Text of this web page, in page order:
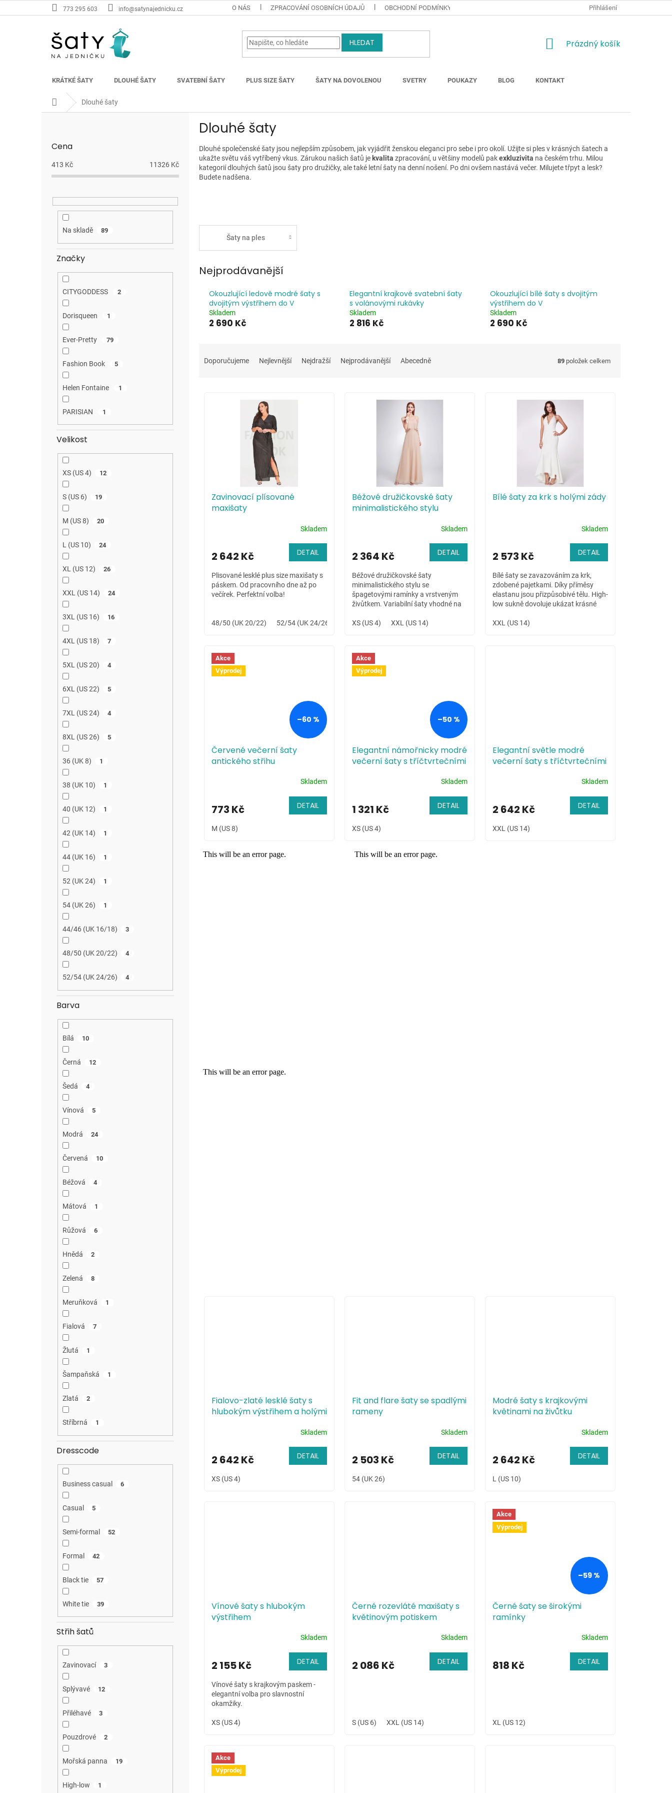
na
773 295 603 info@satynajednicku.cz O NÁS ZPRACOVÁNÍ OSOBNÍCH ÚDAJŮ OBCHODNÍ PODMÍNKY MOŽNOSTI DOPRAVY ZBOŽÍ
Přihlášení
HLEDAT
NÁKUPNÍ
Prázdný košík
KRÁTKÉ ŠATY DLOUHÉ ŠATY SVATEBNÍ ŠATY PLUS SIZE ŠATY ŠATY NA DOVOLENOU SVETRY POUKAZY BLOG KONTAKT
Domů Dlouhé šaty
Cena
413 Kč 11326 Kč
Na skladě 89
Značky
CITYGODDESS 2
Dorisqueen 1
Ever-Pretty 79
Fashion Book 5
Helen Fontaine 1
PARISIAN 1
Velikost
XS (US 4) 12
S (US 6) 19
M (US 8) 20
L (US 10) 24
XL (US 12) 26
XXL (US 14) 24
3XL (US 16) 16
4XL (US 18) 7
5XL (US 20) 4
6XL (US 22) 5
7XL (US 24) 4
8XL (US 26) 5
36 (UK 8) 1
38 (UK 10) 1
40 (UK 12) 1
42 (UK 14) 1
44 (UK 16) 1
52 (UK 24) 1
54 (UK 26) 1
44/46 (UK 16/18) 3
48/50 (UK 20/22) 4
52/54 (UK 24/26) 4
Barva
Bílá 10
Černá 12
Šedá 4
Vínová 5
Modrá 24
Červená 10
Béžová 4
Mátová 1
Růžová 6
Hnědá 2
Zelená 8
Meruňková 1
Fialová 7
Žlutá 1
Šampaňská 1
Zlatá 2
Stříbrná 1
Dresscode
Business casual 6
Casual 5
Semi-formal 52
Formal 42
Black tie 57
White tie 39
Střih šatů
Zavinovací 3
Splývavé 12
Přiléhavé 3
Pouzdrové 2
Mořská panna 19
High-low 1
Dlouhé šaty
Dlouhé společenské šaty jsou nejlepším způsobem, jak vyjádřit ženskou eleganci pro sebe i pro okolí. Užijte si ples v krásných šatech a
ukažte světu váš vytříbený vkus. Zárukou našich šatů je kvalita zpracování, u většiny modelů pakexkluzivita na českém trhu. Milou
kategorií dlouhých šatů jsou šaty pro družičky, ale také letní šaty na denní nošení. Po dni ovšem nastává večer. Milujete třpyt a lesk?
Budete nadšena.
Šaty na ples
Nejprodávanější
Okouzlující ledově modré šaty s
dvojitým výstřihem do V
Skladem
2 690 Kč
Elegantní krajkové svatební šaty
s volánovými rukávky
Skladem
2 816 Kč
Okouzlující bílé šaty s dvojitým
výstřihem do V
Skladem
2 690 Kč
aDoporučujeme Nejlevnější Nejdražší Nejprodávanější Abecedně 89 položek celkem
Zavinovací plísované
maxišaty
Skladem
2 642 Kč DETAIL
Plisované lesklé plus size maxišaty s
páskem. Od pracovního dne až po
večírek. Perfektní volba!
48/50 (UK 20/22) 52/54 (UK 24/26)
Béžové družičkovské šaty
minimalistického stylu
Skladem
2 364 Kč DETAIL
Béžové družičkovské šaty
minimalistického stylu se
špagetovými ramínky a vrstveným
živůtkem. Variabilní šaty vhodné na
hudební festival.
XS (US 4) XXL (US 14)
Bílé šaty za krk s holými zády
Skladem
2 573 Kč DETAIL
Bílé šaty se zavazováním za krk,
zdobené pajetkami. Díky příměsy
elastanu jsou přizpůsobivé tělu. High-
low sukně dovoluje ukázat krásné
XXL (US 14)
Akce
Výprodej
–60 %
Červené večerní šaty
antického střihu
Skladem
773 Kč DETAIL
M (US 8)
Akce
Výprodej
–50 %
Elegantní námořnicky modré
večerní šaty s tříčtvrtečními
Skladem
1 321 Kč DETAIL
XS (US 4)
Elegantní světle modré
večerní šaty s tříčtvrtečními
Skladem
2 642 Kč DETAIL
XXL (US 14)
Fialovo-zlaté lesklé šaty s
hlubokým výstřihem a holými
Skladem
2 642 Kč DETAIL
XS (US 4)
Fit and flare šaty se spadlými
rameny
Skladem
2 503 Kč DETAIL
54 (UK 26)
Modré šaty s krajkovými
květinami na živůtku
Skladem
2 642 Kč DETAIL
L (US 10)
Vínové šaty s hlubokým
výstřihem
Skladem
2 155 Kč DETAIL
Vínové šaty s krajkovým paskem -
elegantní volba pro slavnostní
okamžiky.
XS (US 4)
Černé rozevláté maxišaty s
květinovým potiskem
Skladem
2 086 Kč DETAIL
S (US 6) XXL (US 14)
Akce
Výprodej
–59 %
Černé šaty se širokými
ramínky
Skladem
818 Kč DETAIL
XL (US 12)
Akce
Výprodej